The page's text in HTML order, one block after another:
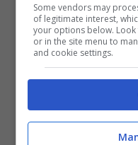
Some vendors may
of legitimate interest,
your options below.
or in the site menu to
and cookie settings.